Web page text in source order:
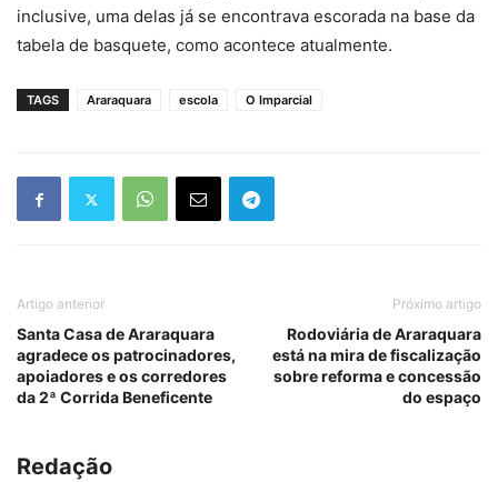
inclusive, uma delas já se encontrava escorada na base da
tabela de basquete, como acontece atualmente.
TAGS Araraquara escola O Imparcial
Artigo anterior
Santa Casa de Araraquara
agradece os patrocinadores,
apoiadores e os corredores
da 2ª Corrida Beneficente
Próximo artigo
Rodoviária de Araraquara
está na mira de fiscalização
sobre reforma e concessão
do espaço
Redação